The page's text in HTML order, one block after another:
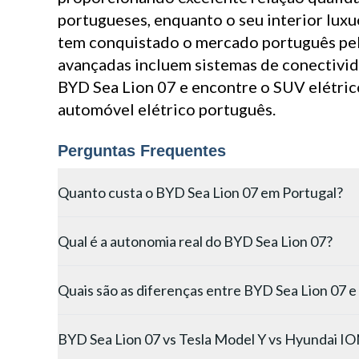
portugueses, enquanto o seu interior
tem conquistado o mercado português
avançadas incluem sistemas de
BYD Sea Lion 07 e encontre o SUV
automóvel elétrico português.
Perguntas Frequentes
Quanto custa o BYD Sea Lion 07 em Portugal?
82,56 kWh). Como modelo lançado em 2025, ainda
Qual é a autonomia real do BYD Sea Lion 07?
autonomia reduz-se cerca de 20-25%. A bateria Blade
Quais são as diferenças entre BYD Sea Lion 07
kWh). O Atto 3 é mais compacto e acessível (desde
BYD Sea Lion 07 vs Tesla Model Y vs Hyundai